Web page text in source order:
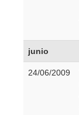
junio
24/06/2009